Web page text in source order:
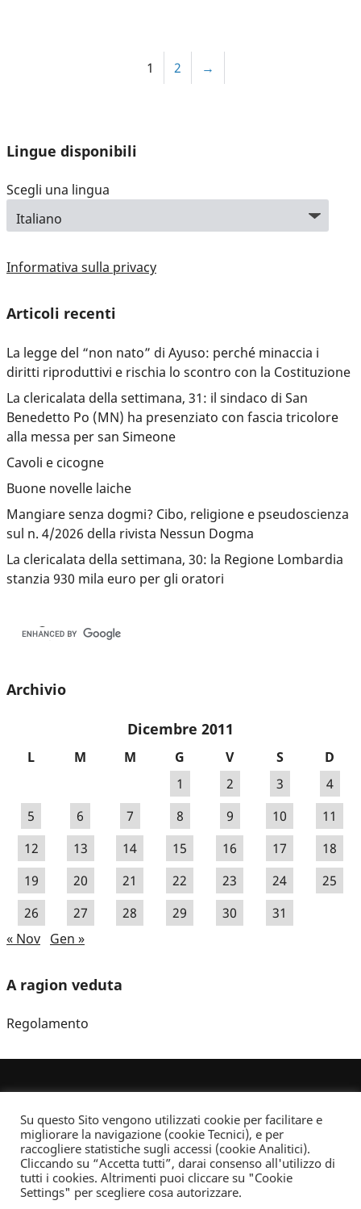
1 2 →
Lingue disponibili
Scegli una lingua
Informativa sulla privacy
Articoli recenti
La legge del “non nato” di Ayuso: perché minaccia i
diritti riproduttivi e rischia lo scontro con la Costituzione
La clericalata della settimana, 31: il sindaco di San
Benedetto Po (MN) ha presenziato con fascia tricolore
alla messa per san Simeone
Cavoli e cicogne
Buone novelle laiche
Mangiare senza dogmi? Cibo, religione e pseudoscienza
sul n. 4/2026 della rivista Nessun Dogma
La clericalata della settimana, 30: la Regione Lombardia
stanzia 930 mila euro per gli oratori
Archivio
Dicembre 2011
L M M G V S
D
1
2 3
4
5
6 7 8 9 10
11
12
13 14 15 16 17
18
19
20 21 22 23 24
25
26
27 28 29 30
31
« Nov Gen »
A ragion veduta
Regolamento
Dove non indicato altrimenti quest’opera è distribuita con Licenza
Creative Commons Attribuzione - Non commerciale - Non opere derivate 2.5 Italia
Su questo Sito vengono utilizzati cookie per facilitare e
migliorare la navigazione (cookie Tecnici), e per
raccogliere statistiche sugli accessi (cookie Analitici).
Cliccando su “Accetta tutti”, darai consenso all'utilizzo di
tutti i cookies. Altrimenti puoi cliccare su "Cookie
Settings" per scegliere cosa autorizzare.